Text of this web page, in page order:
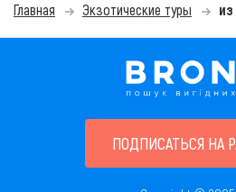
Главная Экзотические туры
ПОДПИСАТЬСЯ НА